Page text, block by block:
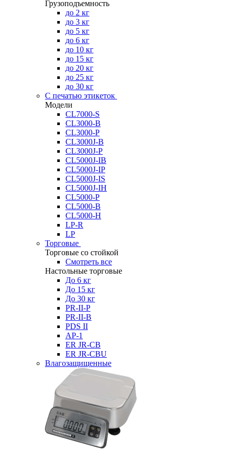
Грузоподъемность
до 2 кг
до 3 кг
до 5 кг
до 6 кг
до 10 кг
до 15 кг
до 20 кг
до 25 кг
до 30 кг
С печатью этикеток
Модели
CL7000-S
CL3000-B
CL3000-P
CL3000J-B
CL3000J-P
CL5000J-IB
CL5000J-IP
CL5000J-IS
CL5000J-IH
CL5000-P
CL5000-B
CL5000-H
LP-R
LP
Торговые
Торговые со стойкой
Смотреть все
Настольные торговые
До 6 кг
До 15 кг
До 30 кг
PR-II-P
PR-II-B
PDS II
AP-1
ER JR-CB
ER JR-CBU
Влагозащищенные